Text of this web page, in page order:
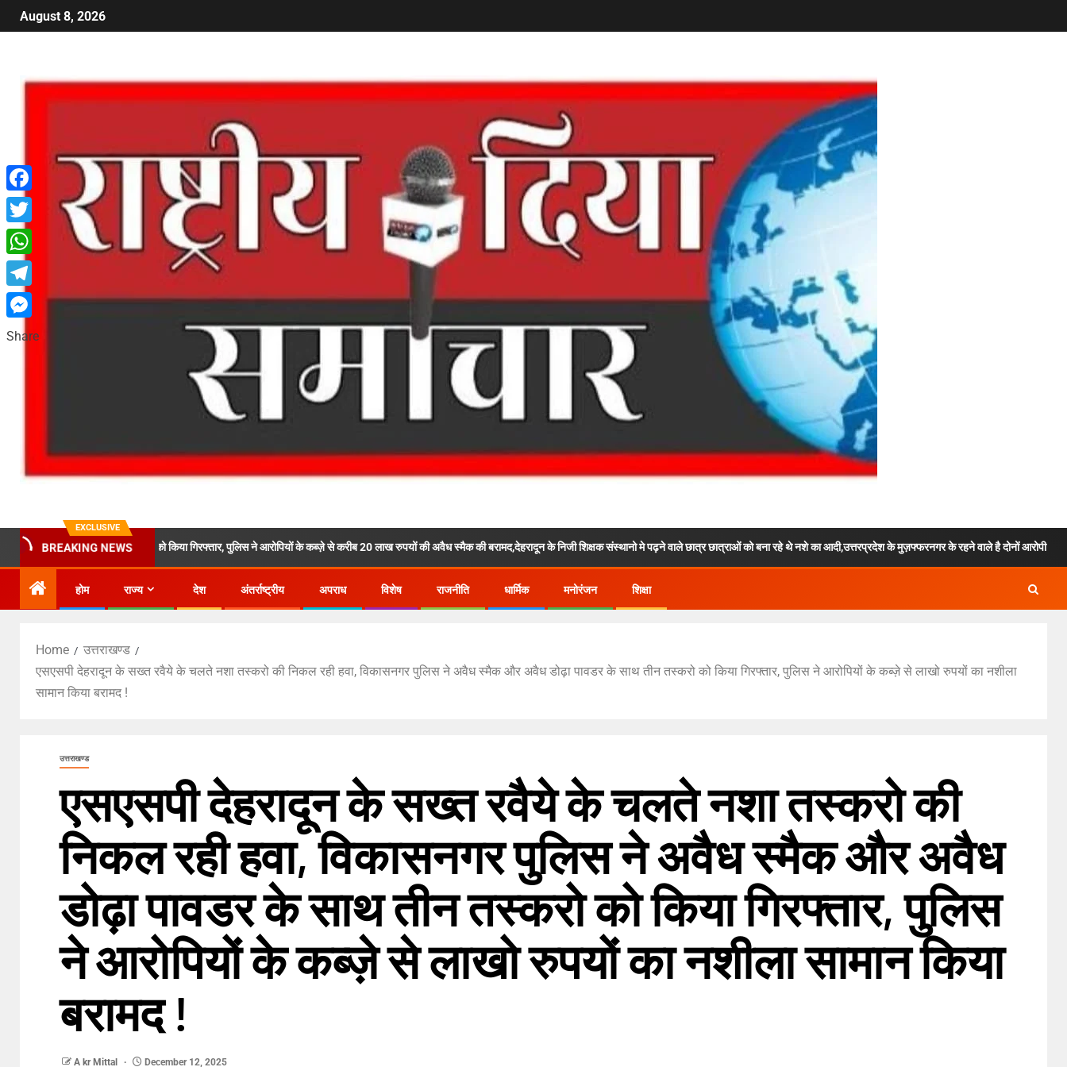
August 8, 2026
EXCLUSIVE
BREAKING NEWS
स्मैक तस्करो को किया गिरफ्तार, पुलिस ने आरोपियों के कब्ज़े से करीब 20 लाख रुपयों की अवैध स्मैक की बरामद,देहरादून के निजी शिक्षक संस्थानो मे पढ़ने वाले छात्र छात्राओं को बना रहे थे नशे का आदी,उत्तरप्रदेश के मुज़फ्फरनगर के रहने वाले है दोनों आरोपी.! विशेष
होम राज्य देश अंतर्राष्ट्रीय अपराध विशेष राजनीति धार्मिक मनोरंजन शिक्षा
Home
उत्तराखण्ड
एसएसपी देहरादून के सख्त रवैये के चलते नशा तस्करो की निकल रही हवा, विकासनगर पुलिस ने अवैध स्मैक और अवैध डोढ़ा पावडर के साथ तीन तस्करो को किया गिरफ्तार, पुलिस ने आरोपियों के कब्ज़े से लाखो रुपयों का नशीला
सामान किया बरामद !
उत्तराखण्ड
एसएसपी देहरादून के सख्त रवैये के चलते नशा तस्करो की
निकल रही हवा, विकासनगर पुलिस ने अवैध स्मैक और अवैध
डोढ़ा पावडर के साथ तीन तस्करो को किया गिरफ्तार, पुलिस
ने आरोपियों के कब्ज़े से लाखो रुपयों का नशीला सामान किया
बरामद !
A kr Mittal December 12, 2025
Facebook
Twitter
WhatsApp
Telegram
Messenger
Share